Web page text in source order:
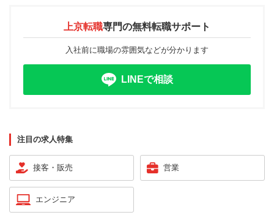
上京転職専門の無料転職サポート
入社前に職場の雰囲気などが分かります
LINEで相談
注目の求人特集
接客・販売 営業
エンジニア